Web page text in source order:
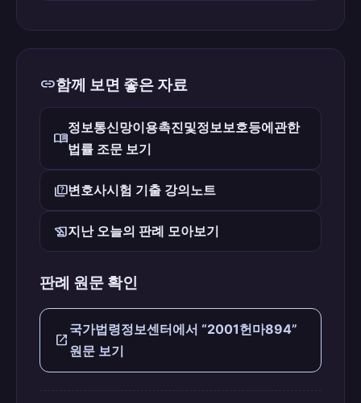
link함께 보면 좋은 자료
menu_book
정보통신망이용촉진및정보보호등에관한
법률 조문 보기
quiz변호사시험 기출 강의노트
history_edu지난 오늘의 판례 모아보기
판례 원문 확인
open_in_new
국가법령정보센터에서 “2001헌마894”
원문 보기